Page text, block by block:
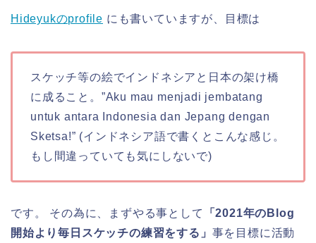
Hideyukのprofile にも書いていますが、目標は
スケッチ等の絵でインドネシアと日本の架け橋
に成ること。”Aku mau menjadi jembatang
untuk antara Indonesia dan Jepang dengan
Sketsa!” (インドネシア語で書くとこんな感じ。
もし間違っていても気にしないで)
です。 その為に、まずやる事として
「2021年のBlog
開始より毎日スケッチの練習をする」 事を目標に活動